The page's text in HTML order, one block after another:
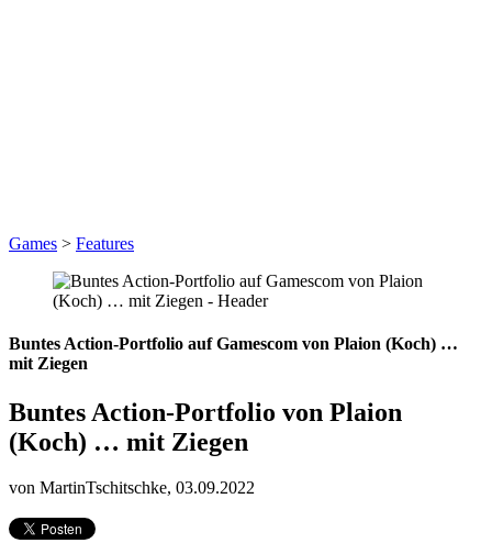
Games > Features
Buntes Action-Portfolio auf Gamescom von Plaion (Koch) …
mit Ziegen
Buntes Action-Portfolio von Plaion
(Koch) … mit Ziegen
von MartinTschitschke, 03.09.2022